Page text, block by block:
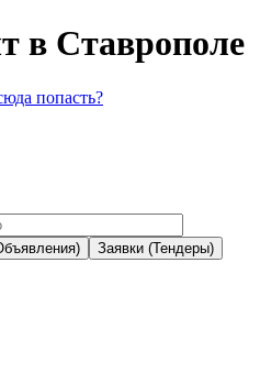
в Ставрополе
попасть?
Заявки (Тендеры)